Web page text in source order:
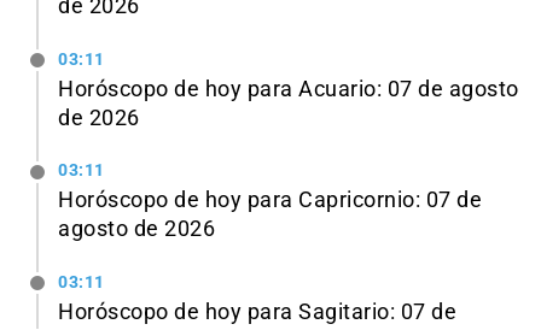
de 2026
03:11
Horóscopo de hoy para Acuario: 07 de agosto
de 2026
03:11
Horóscopo de hoy para Capricornio: 07 de
agosto de 2026
03:11
Horóscopo de hoy para Sagitario: 07 de